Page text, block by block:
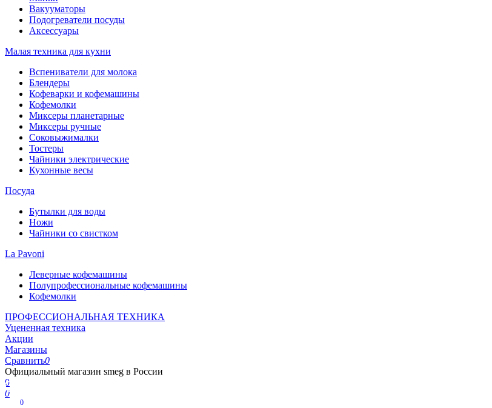
Вакууматоры
Подогреватели посуды
Аксессуары
Малая техника для кухни
Вспениватели для молока
Блендеры
Кофеварки и кофемашины
Кофемолки
Миксеры планетарные
Миксеры ручные
Соковыжималки
Тостеры
Чайники электрические
Кухонные весы
Посуда
Бутылки для воды
Ножи
Чайники со свистком
La Pavoni
Леверные кофемашины
Полупрофессиональные кофемашины
Кофемолки
ПРОФЕССИОНАЛЬНАЯ ТЕХНИКА
Уцененная техника
Акции
Магазины
Сравнить0
Официальный магазин smeg в России
0
0
0